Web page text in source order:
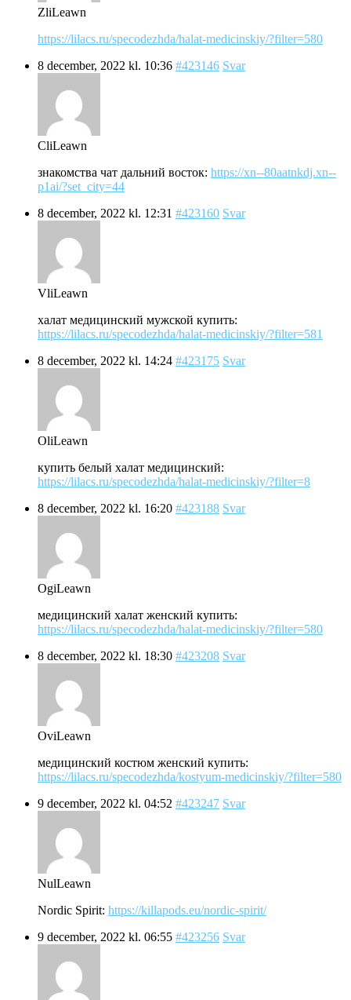
ZliLeawn
https://lilacs.ru/specodezhda/halat-medicinskiy/?filter=580
8 december, 2022 kl. 10:36 #423146 Svar
CliLeawn
знакомства чат дальний восток: https://xn--80aatnkdj.xn--
p1ai/?set_city=44
8 december, 2022 kl. 12:31 #423160 Svar
VliLeawn
халат медицинский мужской купить:
https://lilacs.ru/specodezhda/halat-medicinskiy/?filter=581
8 december, 2022 kl. 14:24 #423175 Svar
OliLeawn
купить белый халат медицинский:
https://lilacs.ru/specodezhda/halat-medicinskiy/?filter=8
8 december, 2022 kl. 16:20 #423188 Svar
OgiLeawn
медицинский халат женский купить:
https://lilacs.ru/specodezhda/halat-medicinskiy/?filter=580
8 december, 2022 kl. 18:30 #423208 Svar
OviLeawn
медицинский костюм женский купить:
https://lilacs.ru/specodezhda/kostyum-medicinskiy/?filter=580
9 december, 2022 kl. 04:52 #423247 Svar
NulLeawn
Nordic Spirit: https://killapods.eu/nordic-spirit/
9 december, 2022 kl. 06:55 #423256 Svar